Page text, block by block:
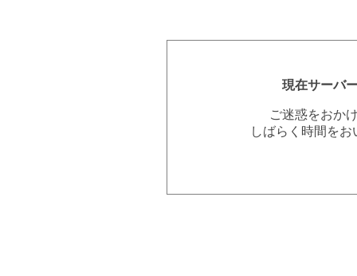
現在サーバ
ご迷惑をおか
しばらく時間を